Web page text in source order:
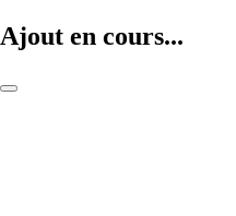
Ajout en cours...